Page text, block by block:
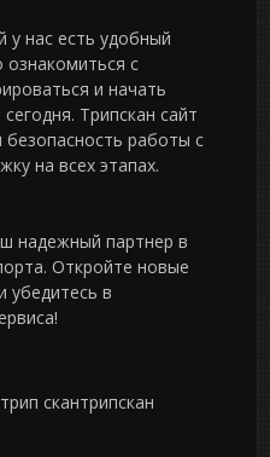
у нас есть удобный
ознакомиться с
и начать
Трипскан сайт
безопасность работы с
на всех этапах.
надежный партнер в
Откройте новые
убедитесь в
скантрипскан